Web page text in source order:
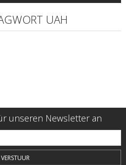
UAH
unseren Newsletter an
VERSTUUR